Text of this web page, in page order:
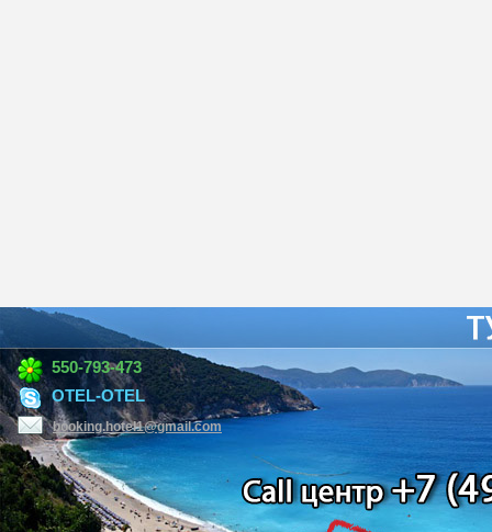
550-793-473
OTEL-OTEL
booking.hotel1@gmail.com